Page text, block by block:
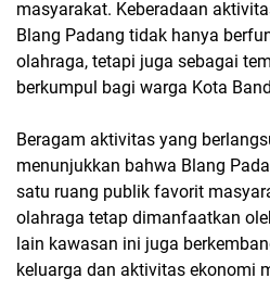
masyarakat. Keberadaan
Blang Padang tidak hanya
olahraga, tetapi juga sebagai
berkumpul bagi warga Kota
Beragam aktivitas yang
menunjukkan bahwa Blang
satu ruang publik favorit
olahraga tetap dimanfaatkan
lain kawasan ini juga
keluarga dan aktivitas ekonomi